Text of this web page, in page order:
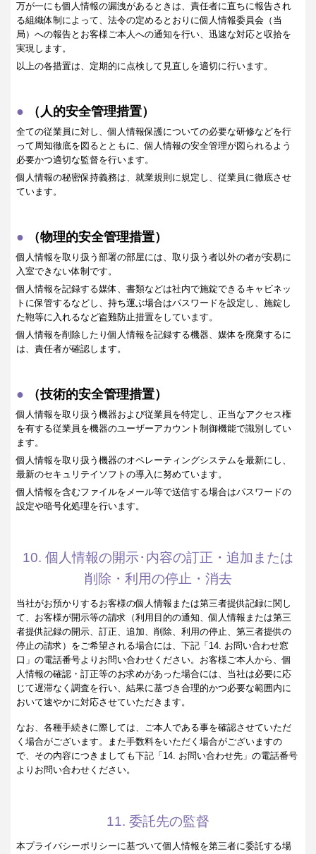
万が一にも個人情報の漏洩があるときは、責任者に直ちに報告され
る組織体制によって、法令の定めるとおりに個人情報委員会（当
局）への報告とお客様ご本人への通知を行い、迅速な対応と収拾を
実現します。
以上の各措置は、定期的に点検して見直しを適切に行います。
（人的安全管理措置）
全ての従業員に対し、個人情報保護についての必要な研修などを行
って周知徹底を図るとともに、個人情報の安全管理が図られるよう
必要かつ適切な監督を行います。
個人情報の秘密保持義務は、就業規則に規定し、従業員に徹底させ
ています。
（物理的安全管理措置）
個人情報を取り扱う部署の部屋には、取り扱う者以外の者が安易に
入室できない体制です。
個人情報を記録する媒体、書類などは社内で施錠できるキャビネッ
トに保管するなどし、持ち運ぶ場合はパスワードを設定し、施錠し
た鞄等に入れるなど盗難防止措置をしています。
個人情報を削除したり個人情報を記録する機器、媒体を廃棄するに
は、責任者が確認します。
（技術的安全管理措置）
個人情報を取り扱う機器および従業員を特定し、正当なアクセス権
を有する従業員を機器のユーザーアカウント制御機能で識別してい
ます。
個人情報を取り扱う機器のオペレーティングシステムを最新にし、
最新のセキュリテイソフトの導入に努めています。
個人情報を含むファイルをメール等で送信する場合はパスワードの
設定や暗号化処理を行います。
10. 個人情報の開示･内容の訂正・追加または
削除・利用の停止・消去
当社がお預かりするお客様の個人情報または第三者提供記録に関し
て、お客様が開示等の請求（利用目的の通知、個人情報または第三
者提供記録の開示、訂正、追加、削除、利用の停止、第三者提供の
停止の請求）をご希望される場合には、下記「14. お問い合わせ窓
口」の電話番号よりお問い合わせください。お客様ご本人から、個
人情報の確認・訂正等のお求めがあった場合には、当社は必要に応
じて遅滞なく調査を行い、結果に基づき合理的かつ必要な範囲内に
おいて速やかに対応させていただきます。
なお、各種手続きに際しては、ご本人である事を確認させていただ
く場合がございます。また手数料をいただく場合がございますの
で、その内容につきましても下記「14. お問い合わせ先」の電話番号
よりお問い合わせください。
11. 委託先の監督
本プライバシーポリシーに基づいて個人情報を第三者に委託する場